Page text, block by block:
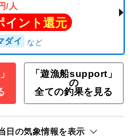
/人
イント還元
ダイ
「遊漁船support」
の
全ての釣果を見る
日の気象情報を表示